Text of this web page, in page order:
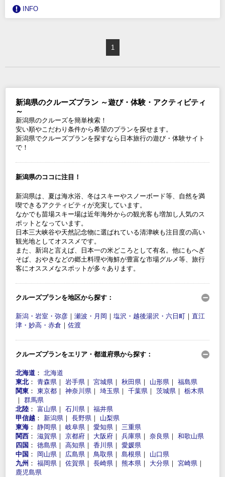
INFO
1
新潟県のクルーズプラン ～遊び・体験・アクティビティ
～
新潟県のクルーズを簡単検索！
安い順やこだわり条件から希望のプランを探せます。
新潟県でクルーズプランを探すなら日本旅行の遊び・体験サイト
で！
新潟県のココに注目！
新潟県は、夏は海水浴、冬はスキーやスノーボード等、自然を満
喫できるアクティビティが充実しています。
なかでも苗場スキー場は近年海外からの観光客も増加し人気のス
ポットとなっています。
日本三大峡谷や天然記念物に選ばれている清津峡も注目度の高い
観光地としてオススメです。
また、新潟と言えば、日本一の米どころとして有名。他にもへぎ
そば、おやきなどの郷土料理や海鮮が豊富な市場グルメ等、旅行
客にオススメなスポットが多々あります。
クルーズプランを地区から探す：
新潟・岩室・弥彦 ｜ 瀬波・月岡 ｜ 塩沢・越後湯沢・六日町 ｜ 直江
津・妙高・赤倉 ｜ 佐渡
クルーズプランをエリア・都道府県から探す：
北海道 ： 北海道
東北： 青森県 ｜ 岩手県 ｜ 宮城県 ｜ 秋田県 ｜ 山形県 ｜ 福島県
関東 ： 東京都 ｜ 神奈川県 ｜ 埼玉県 ｜ 千葉県 ｜ 茨城県 ｜ 栃木県
｜ 群馬県
北陸 ： 富山県 ｜ 石川県 ｜ 福井県
甲信越 ： 新潟県 ｜ 長野県 ｜ 山梨県
東海 ： 静岡県 ｜ 岐阜県 ｜ 愛知県 ｜ 三重県
関西 ： 滋賀県 ｜ 京都府 ｜ 大阪府 ｜ 兵庫県 ｜ 奈良県 ｜ 和歌山県
四国 ： 徳島県 ｜ 高知県 ｜ 香川県 ｜ 愛媛県
中国 ： 岡山県 ｜ 広島県 ｜ 鳥取県 ｜ 島根県 ｜ 山口県
九州 ： 福岡県 ｜ 佐賀県 ｜ 長崎県 ｜ 熊本県 ｜ 大分県 ｜ 宮崎県 ｜
鹿児島県